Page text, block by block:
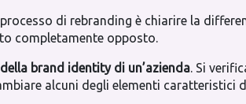
di rebranding è chiarire la
completamente opposto.
brand identity di un’azienda. Si
alcuni degli elementi caratteristici